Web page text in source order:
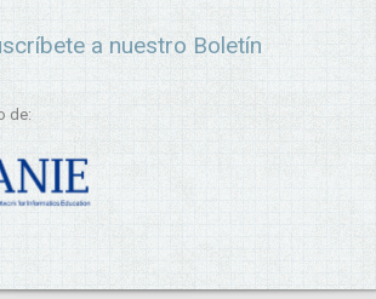
a nuestro Boletín
de: